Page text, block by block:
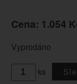
Cena: 1.054
Vyprodáno
ks